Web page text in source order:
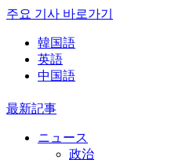
주요 기사 바로가기
韓国語
英語
中国語
最新記事
ニュース
政治